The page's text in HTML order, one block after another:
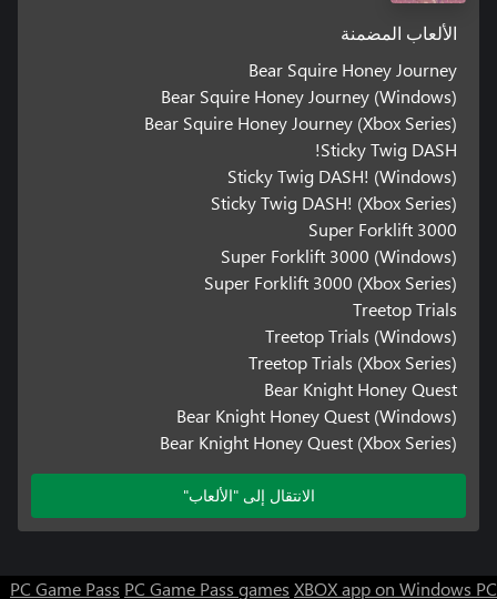
الألعاب المضمنة
Bear Squire Honey Journey
Bear Squire Honey Journey (Windows)
Bear Squire Honey Journey (Xbox Series)
Sticky Twig DASH!
Sticky Twig DASH! (Windows)
Sticky Twig DASH! (Xbox Series)
Super Forklift 3000
Super Forklift 3000 (Windows)
Super Forklift 3000 (Xbox Series)
Treetop Trials
Treetop Trials (Windows)
Treetop Trials (Xbox Series)
Bear Knight Honey Quest
Bear Knight Honey Quest (Windows)
Bear Knight Honey Quest (Xbox Series)
الانتقال إلى "الألعاب"
PC Game Pass PC Game Pass games XBOX app on Windows PC